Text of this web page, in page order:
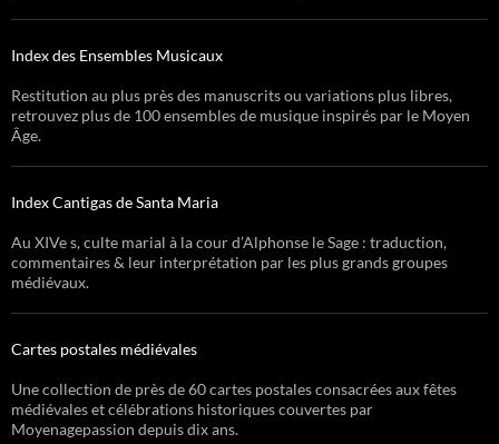
Index des Ensembles Musicaux
Restitution au plus près des manuscrits ou variations plus libres,
retrouvez plus de 100 ensembles de musique inspirés par le Moyen
Âge.
Index Cantigas de Santa Maria
Au XIVe s, culte marial à la cour d’Alphonse le Sage : traduction,
commentaires & leur interprétation par les plus grands groupes
médiévaux.
Cartes postales médiévales
Une collection de près de 60 cartes postales consacrées aux fêtes
médiévales et célébrations historiques couvertes par
Moyenagepassion depuis dix ans.